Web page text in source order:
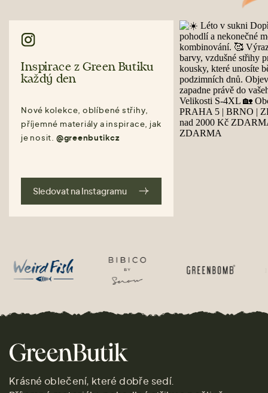
Inspirace z Green Butiku
každý den
Nové kolekce, oblíbené střihy,
příjemné materiály a inspirace, jak
je nosit. @greenbutikcz
Sledovat na Instagramu
Krásné oblečení, které dobře sedí.